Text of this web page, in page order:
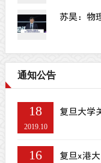
苏昊：物
通知公告
18
2019.10
复旦大学
16 复旦x港